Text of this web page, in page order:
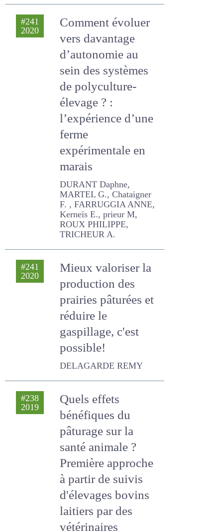
#241
2020
Comment évoluer
vers davantage
d’autonomie au
sein des systèmes
de polyculture-
élevage ? :
l’expérience d’une
ferme
expérimentale en
marais
DURANT Daphne, MARTEL
G., Chataigner F. ,
FARRUGGIA ANNE, Kerneïs
E., prieur M, ROUX PHILIPPE,
TRICHEUR A.
2020
production des
prairies pâturées et
réduire le
gaspillage, c'est
possible!
DELAGARDE REMY
2019
bénéfiques du
pâturage sur la
santé animale ?
Première approche
à partir de suivis
d'élevages bovins
laitiers par des
vétérinaires
conventionnés